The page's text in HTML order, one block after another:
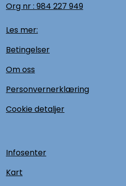
Org nr : 984 227 949
Les mer:
Betingelser
Om oss
Personvernerklæring
Cookie detaljer
Infosenter
Kart